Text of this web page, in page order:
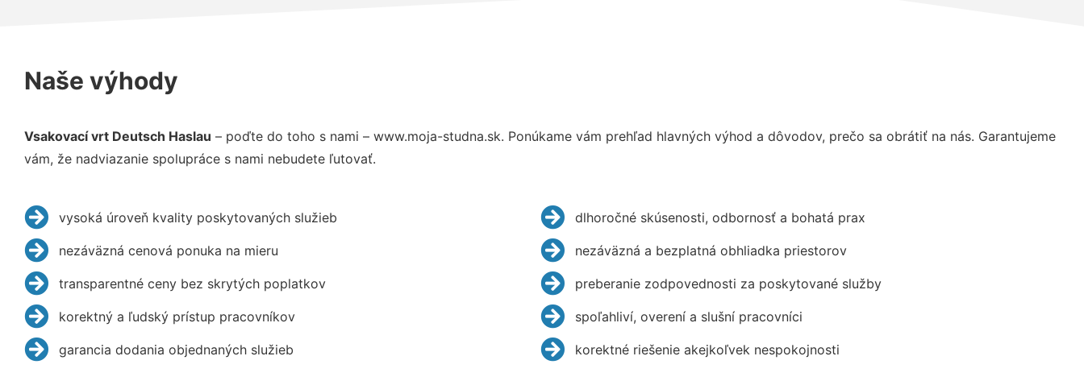
Naše výhody
Vsakovací vrt Deutsch Haslau – poďte do toho s nami – www.moja-studna.sk. Ponúkame vám prehľad hlavných výhod a dôvodov, prečo sa obrátiť na nás. Garantujeme
vám, že nadviazanie spolupráce s nami nebudete ľutovať.
vysoká úroveň kvality poskytovaných služieb
nezáväzná cenová ponuka na mieru
transparentné ceny bez skrytých poplatkov
korektný a ľudský prístup pracovníkov
garancia dodania objednaných služieb
dlhoročné skúsenosti, odbornosť a bohatá prax
nezáväzná a bezplatná obhliadka priestorov
preberanie zodpovednosti za poskytované služby
spoľahliví, overení a slušní pracovníci
korektné riešenie akejkoľvek nespokojnosti